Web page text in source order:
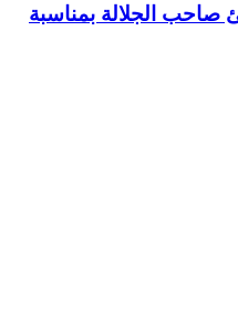
صاحب الجلالة بمناسبة